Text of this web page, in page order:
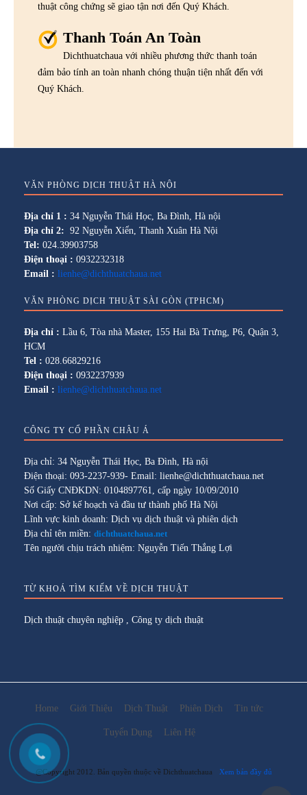
thuật công chứng sẽ giao tận nơi đến Quý Khách.
Thanh Toán An Toàn
Dichthuatchaua với nhiều phương thức thanh toán
đảm bảo tính an toàn nhanh chóng thuận tiện nhất đến với
Quý Khách.
VĂN PHÒNG DỊCH THUẬT HÀ NỘI
Địa chỉ 1 : 34 Nguyễn Thái Học, Ba Đình, Hà nội
Địa chỉ 2: 92 Nguyễn Xiển, Thanh Xuân Hà Nội
Tel: 024.39903758
Điện thoại : 0932232318
Email : lienhe@dichthuatchaua.net
VĂN PHÒNG DỊCH THUẬT SÀI GÒN (TPHCM)
Địa chỉ : Lầu 6, Tòa nhà Master, 155 Hai Bà Trưng, P6, Quận 3,
HCM
Tel : 028.66829216
Điện thoại : 0932237939
Email : lienhe@dichthuatchaua.net
CÔNG TY CỔ PHẦN CHÂU Á
Địa chỉ: 34 Nguyễn Thái Học, Ba Đình, Hà nội
Điện thoại: 093-2237-939- Email: lienhe@dichthuatchaua.net
Số Giấy CNĐKDN: 0104897761, cấp ngày 10/09/2010
Nơi cấp: Sở kế hoạch và đầu tư thành phố Hà Nội
Lĩnh vực kinh doanh: Dịch vụ dịch thuật và phiên dịch
Địa chỉ tên miền: dichthuatchaua.net
Tên người chịu trách nhiệm: Nguyễn Tiến Thắng Lợi
TỪ KHOÁ TÌM KIẾM VỀ DỊCH THUẬT
Dịch thuật chuyên nghiệp Công ty dịch thuật
Home Giới Thiệu Dịch Thuật Phiên Dịch Tin tức
Tuyển Dụng Liên Hệ
@Copyright 2012. Bản quyền thuộc về Dichthuatchaua Xem bản đầy đủ